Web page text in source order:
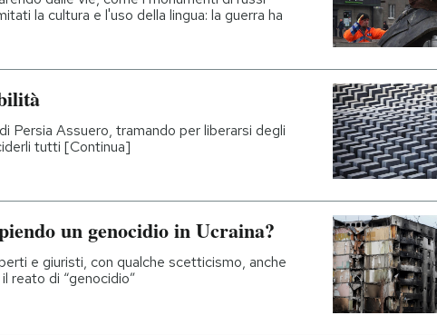
la cultura e l'uso della lingua: la guerra ha
Persia Assuero, tramando per liberarsi degli
tutti [Continua]
un genocidio in Ucraina?
e giuristi, con qualche scetticismo, anche
reato di “genocidio”